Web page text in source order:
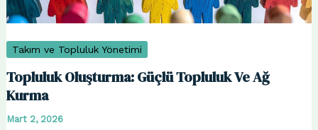
Takım ve Topluluk Yönetimi
Topluluk Oluşturma: Güçlü Topluluk Ve Ağ
Kurma
Mart 2, 2026